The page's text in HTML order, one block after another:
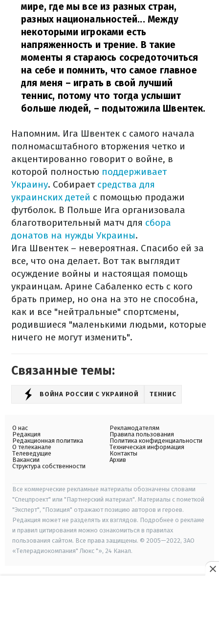
мире, где мы все из разных стран,
разных национальностей... Между
некоторыми игроками есть
напряженность и трение. В такие
моменты я стараюсь сосредоточиться
на себе и помнить, что самое главное
для меня – играть в свой лучший
теннис, потому что тогда услышит
больше людей, – подытожила Швентек.
Напомним. Ига Швентек с самого начала
полномасштабного вторжения четко и
акцентированно говорит о войне, в
которой полностью поддерживает
Украину. Собираетсредства для
украинских детей с помощью продажи
футболок. В Польше Ига организовала
благотворительный матч для сбора
донатов на нужды Украины.
Ига Швентек – невероятная. Спасибо ей за
все, что она делает. Вот так выглядит
осуждение войны и настоящая помощь
украинцам. Арине Сабаленко есть с кого
брать пример, но она на это не способна,
как и все "нейтральные" спортсмены,
родившиеся "маленькими людьми, которые
ничего не могут изменить".
Связанные темы:
ВОЙНА РОССИИ С УКРАИНОЙ ТЕННИС
О нас
Редакция
Редакционная политика
О телеканале
Телеведущие
Вакансии
Структура собственности
Рекламодателям
Правила пользования
Политика конфиденциальности
Техническая информация
Контакты
Архив
Все коммерческие рекламные материалы обозначены словами
"Спецпроект" или "Партнерский материал". Материалы с пометкой
"Эксперт", "Позиция" отражают позицию авторов и героев.
Редакция может не разделять их взглядов. Подробнее о рекламе
и правил цитирования можно ознакомиться в правилах
пользования сайтом. Все права защищены. © 2005—2022, ЗАО
«Телерадиокомпания" Люкс "», 24 Канал.